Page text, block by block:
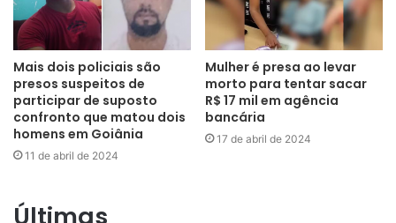
Mais dois policiais são
presos suspeitos de
participar de suposto
confronto que matou dois
homens em Goiânia
11 de abril de 2024
Mulher é presa ao levar
morto para tentar sacar
R$ 17 mil em agência
bancária
17 de abril de 2024
Últimas